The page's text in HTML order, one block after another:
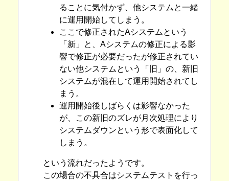
ることに気付かず、他システムと一緒
に運用開始してしまう。
ここで修正されたAシステムという
「新」と、Aシステムの修正による影
響で修正が必要だったが修正されてい
ない他システムという「旧」の、新旧
システムが混在して運用開始されてし
まう。
運用開始後しばらくは影響なかった
が、この新旧のズレが月次処理により
システムダウンという形で表面化して
しまう。
という流れだったようです。
この場合の不具合はシステムテストを行っ